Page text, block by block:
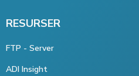
RESURSER
FTP - Server
ADI Insight